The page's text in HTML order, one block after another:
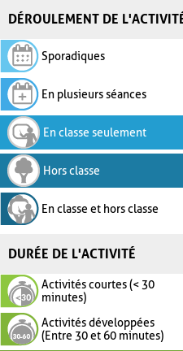
DÉROULEMENT DE
Sporadiques
En plusieurs séances
En classe seulement
Hors classe
En classe et hors classe
DURÉE DE L'ACTIVITÉ
Activités courtes (< 30
minutes)
Activités développées
(Entre 30 et 60 minutes)